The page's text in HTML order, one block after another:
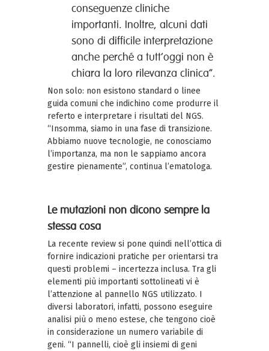
conseguenze cliniche
importanti. Inoltre, alcuni dati
sono di difficile interpretazione
anche perché a tutt’oggi non è
chiara la loro rilevanza clinica”.
Non solo: non esistono standard o linee
guida comuni che indichino come produrre il
referto e interpretare i risultati del NGS.
“Insomma, siamo in una fase di transizione.
Abbiamo nuove tecnologie, ne conosciamo
l’importanza, ma non le sappiamo ancora
gestire pienamente”, continua l’ematologa.
Le mutazioni non dicono sempre la
stessa cosa
La recente review si pone quindi nell’ottica di
fornire indicazioni pratiche per orientarsi tra
questi problemi – incertezza inclusa. Tra gli
elementi più importanti sottolineati vi è
l’attenzione al pannello NGS utilizzato. I
diversi laboratori, infatti, possono eseguire
analisi più o meno estese, che tengono cioè
in considerazione un numero variabile di
geni. “I pannelli, cioè gli insiemi di geni